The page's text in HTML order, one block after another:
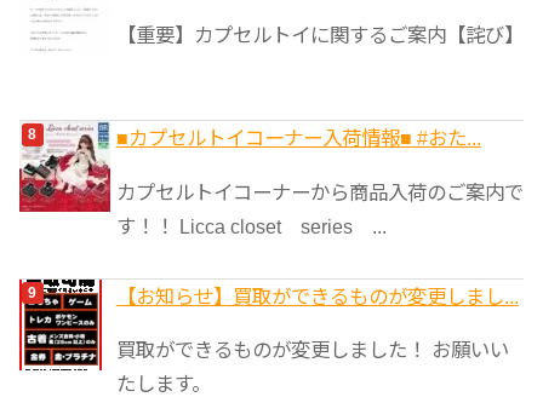
【重要】カプセルトイに関するご案内【詫び】
■カプセルトイコーナー入荷情報■ #おた...
カプセルトイコーナーから商品入荷のご案内で
す！！ Licca closet series ...
【お知らせ】買取ができるものが変更しまし...
買取ができるものが変更しました！ お願いい
たします。